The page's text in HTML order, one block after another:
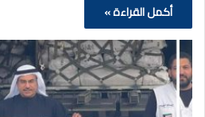
أكمل القراءة »